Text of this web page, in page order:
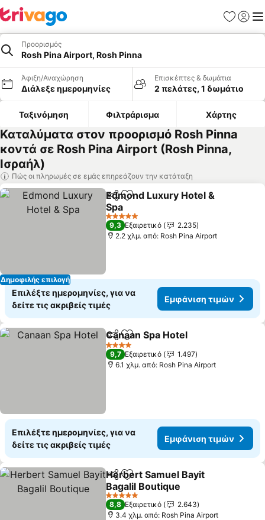
Προορισμός
Rosh Pina Airport, Rosh Pinna
Άφιξη/Αναχώρηση
Διάλεξε ημερομηνίες
Επισκέπτες & δωμάτια
2 πελάτες, 1 δωμάτιο
Ταξινόμηση Φιλτράρισμα Χάρτης
Καταλύματα στον προορισμό Rosh Pinna
κοντά σε Rosh Pina Airport (Rosh Pinna,
Ισραήλ)
Πώς οι πληρωμές σε εμάς επηρεάζουν την κατάταξη
Δημοφιλής επιλογή
Κοινοποίηση
Προσθήκη στα αγαπημένα
Edmond Luxury Hotel &
Spa
Εμφάνιση τιμών
5 Αστέρια
9,3 Εξαιρετικό
2.235
2.2 χλμ. από: Rosh Pina Airport
Επιλέξτε ημερομηνίες, για να
δείτε τις ακριβείς τιμές
Εμφάνιση τιμών
Κοινοποίηση
Προσθήκη στα αγαπημένα
Canaan Spa Hotel
4 Αστέρια
9,7 Εξαιρετικό
1.497
6.1 χλμ. από: Rosh Pina Airport
Επιλέξτε ημερομηνίες, για να
δείτε τις ακριβείς τιμές
Εμφάνιση τιμών
Κοινοποίηση
Προσθήκη στα αγαπημένα
Herbert Samuel Bayit
Bagalil Boutique
Εμφάνιση τιμών
5 Αστέρια
8,8 Εξαιρετικό
2.643
3.4 χλμ. από: Rosh Pina Airport